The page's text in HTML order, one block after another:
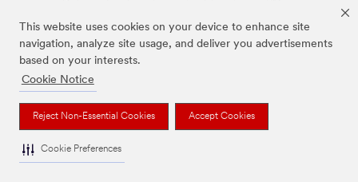
This website uses cookies on your device to enhance site
navigation, analyze site usage, and deliver you advertisements
based on your interests.
Cookie Notice
Reject Non-Essential Cookies Accept Cookies
Cookie Preferences
De bovenstaande merken zijn handelsmerken van 3M.we